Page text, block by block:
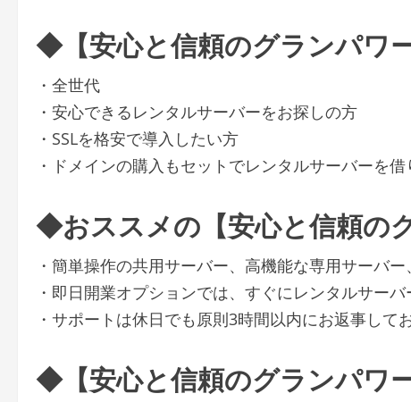
◆【安心と信頼のグランパワ
・全世代
・安心できるレンタルサーバーをお探しの方
・SSLを格安で導入したい方
・ドメインの購入もセットでレンタルサーバーを
◆おススメの【安心と信頼の
・簡単操作の共用サーバー、高機能な専用サーバー
・即日開業オプションでは、すぐにレンタルサーバ
・サポートは休日でも原則3時間以内にお返事して
◆【安心と信頼のグランパワ